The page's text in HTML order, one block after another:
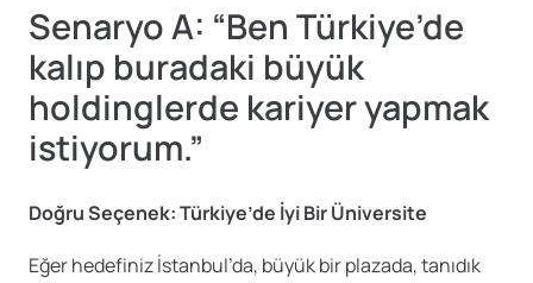
Senaryo A: “Ben Türkiye’de
kalıp buradaki büyük
holdinglerde kariyer yapmak
istiyorum.”
Doğru Seçenek: Türkiye’de İyi Bir Üniversite
Eğer hedefiniz İstanbul’da, büyük bir plazada, tanıdık